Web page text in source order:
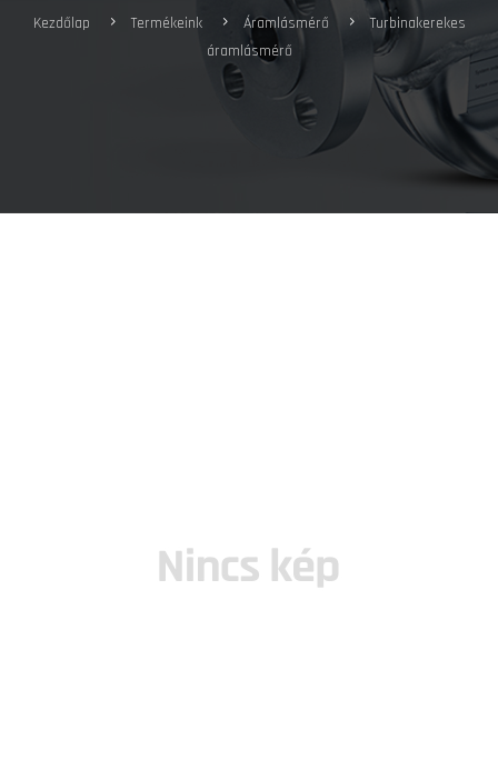
Kezdőlap Termékeink Áramlásmérő
Turbinakerekes
áramlásmérő